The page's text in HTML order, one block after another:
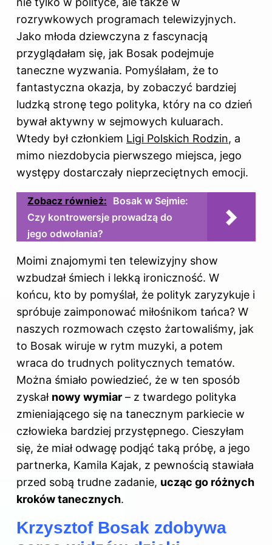
rozrywkowych programach telewizyjnych.
Jako młoda dziewczyna z fascynacją
przyglądałam się, jak Bosak podejmuje
taneczne wyzwania. Pomyślałam, że to
fantastyczna okazja, by zobaczyć bardziej
ludzką stronę tego polityka, który na co dzień
bywał aktywny w sejmowych kuluarach.
Wtedy był członkiem Ligi Polskich Rodzin, a
mimo niezdobycia pierwszego miejsca, jego
występy dostarczały nieprzeciętnych emocji.
Zobacz również: Bosak w Sejmie:
Czy kontrowersje prowadzą do
jego odwołania?
Moimi znajomymi ten telewizyjny show
wzbudzał śmiech i lekką ironiczność. W
końcu, kto by pomyślał, że polityk zaryzykuje i
spróbuje zaimponować miłośnikom tańca? W
naszych rozmowach często żartowaliśmy, jak
to Bosak wiruje w rytm muzyki, a potem
wraca do trudnych politycznych tematów.
Można śmiało powiedzieć, że w ten sposób
zyskał nowy wymiar – z twardego polityka
zmieniającego się na tanecznym parkiecie w
człowieka bardziej przystępnego. Cieszyłam
się, że miał odwagę podjąć taką próbę, a jego
partnerka, Kamila Kajak, z pewnością stawiała
przed sobą trudne zadanie, ucząc go różnych
kroków tanecznych.
Krzysztof Bosak zdobywa